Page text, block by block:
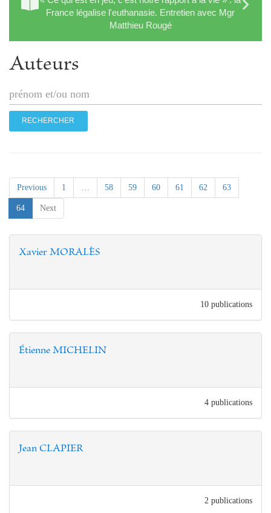
France légalise l'euthanasie. Entretien avec Mgr
Matthieu Rougé
Auteurs
Previous 1 58 59 60 61 62 63
64(current)
Next
Xavier MORALÈS
10 publications
Étienne MICHELIN
4 publications
Jean CLAPIER
2 publications